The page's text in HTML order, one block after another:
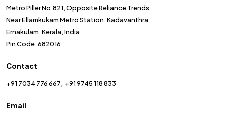
Metro Piller No.821, Opposite Reliance Trends
Near Ellamkukam Metro Station, Kadavanthra
Ernakulam, Kerala, India
Pin Code: 682016
Contact
+91 7034 776 667 +91 9745 118 833
Email